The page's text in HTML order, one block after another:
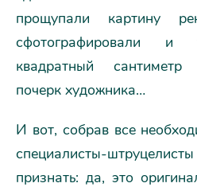
прощупали картину
сфотографировали и
квадратный
почерк художника…
И вот, собрав все
специалисты-
признать: да, это